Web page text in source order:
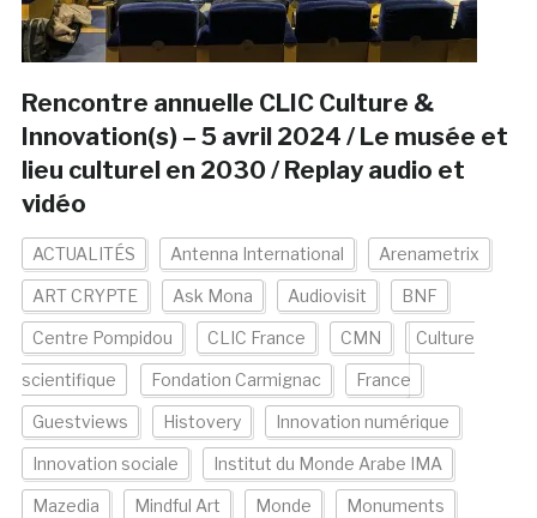
Rencontre annuelle CLIC Culture &
Innovation(s) – 5 avril 2024 / Le musée et
lieu culturel en 2030 / Replay audio et
vidéo
ACTUALITÉS Antenna International Arenametrix
ART CRYPTE Ask Mona Audiovisit BNF
Centre Pompidou CLIC France CMN Culture
scientifique Fondation Carmignac France
Guestviews Histovery Innovation numérique
Innovation sociale Institut du Monde Arabe IMA
Mazedia Mindful Art Monde Monuments